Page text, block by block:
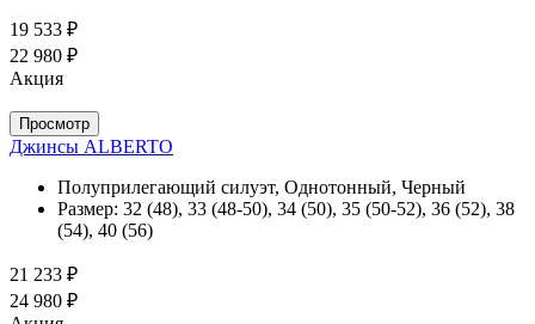
19 533 ₽
22 980 ₽
Акция
Просмотр
Джинсы ALBERTO
Полуприлегающий силуэт, Однотонный, Черный
Размер: 32 (48), 33 (48-50), 34 (50), 35 (50-52), 36 (52), 38
(54), 40 (56)
21 233 ₽
24 980 ₽